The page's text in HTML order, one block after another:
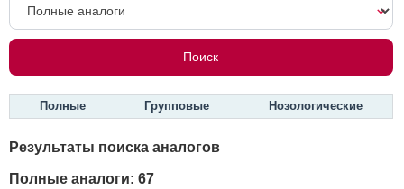
Полные Групповые Нозологические
Результаты поиска аналогов
Полные аналоги: 67